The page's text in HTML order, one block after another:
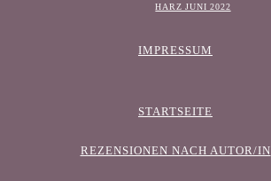
HARZ JUNI 2022
IMPRESSUM
STARTSEITE
REZENSIONEN NACH AUTOR/IN